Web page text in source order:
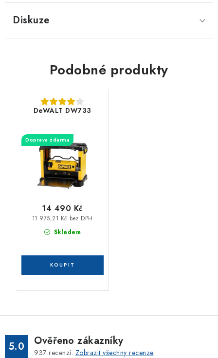
Diskuze
Podobné produkty
DeWALT DW733
Doprava zdarma
Skladem
11 975,21 Kč bez DPH
14 490 Kč
5.0 Ověřeno zákazníky
937 recenzí. Zobrazit všechny recenze